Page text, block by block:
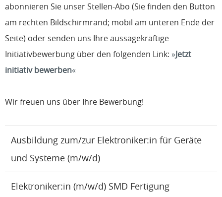
abonnieren Sie unser Stellen-Abo (Sie finden den Button
am rechten Bildschirmrand; mobil am unteren Ende der
Seite) oder senden uns Ihre aussagekräftige
Initiativbewerbung über den folgenden Link:
Jetzt
initiativ bewerben
Wir freuen uns über Ihre Bewerbung!
Ausbildung zum/zur Elektroniker:in für Geräte
und Systeme (m/w/d)
Elektroniker:in (m/w/d) SMD Fertigung